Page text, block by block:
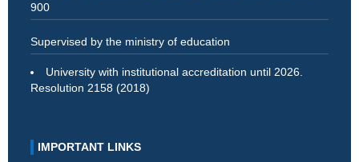
900
Supervised by the ministry of education
University with institutional accreditation until 2026.
Resolution 2158 (2018)
IMPORTANT LINKS